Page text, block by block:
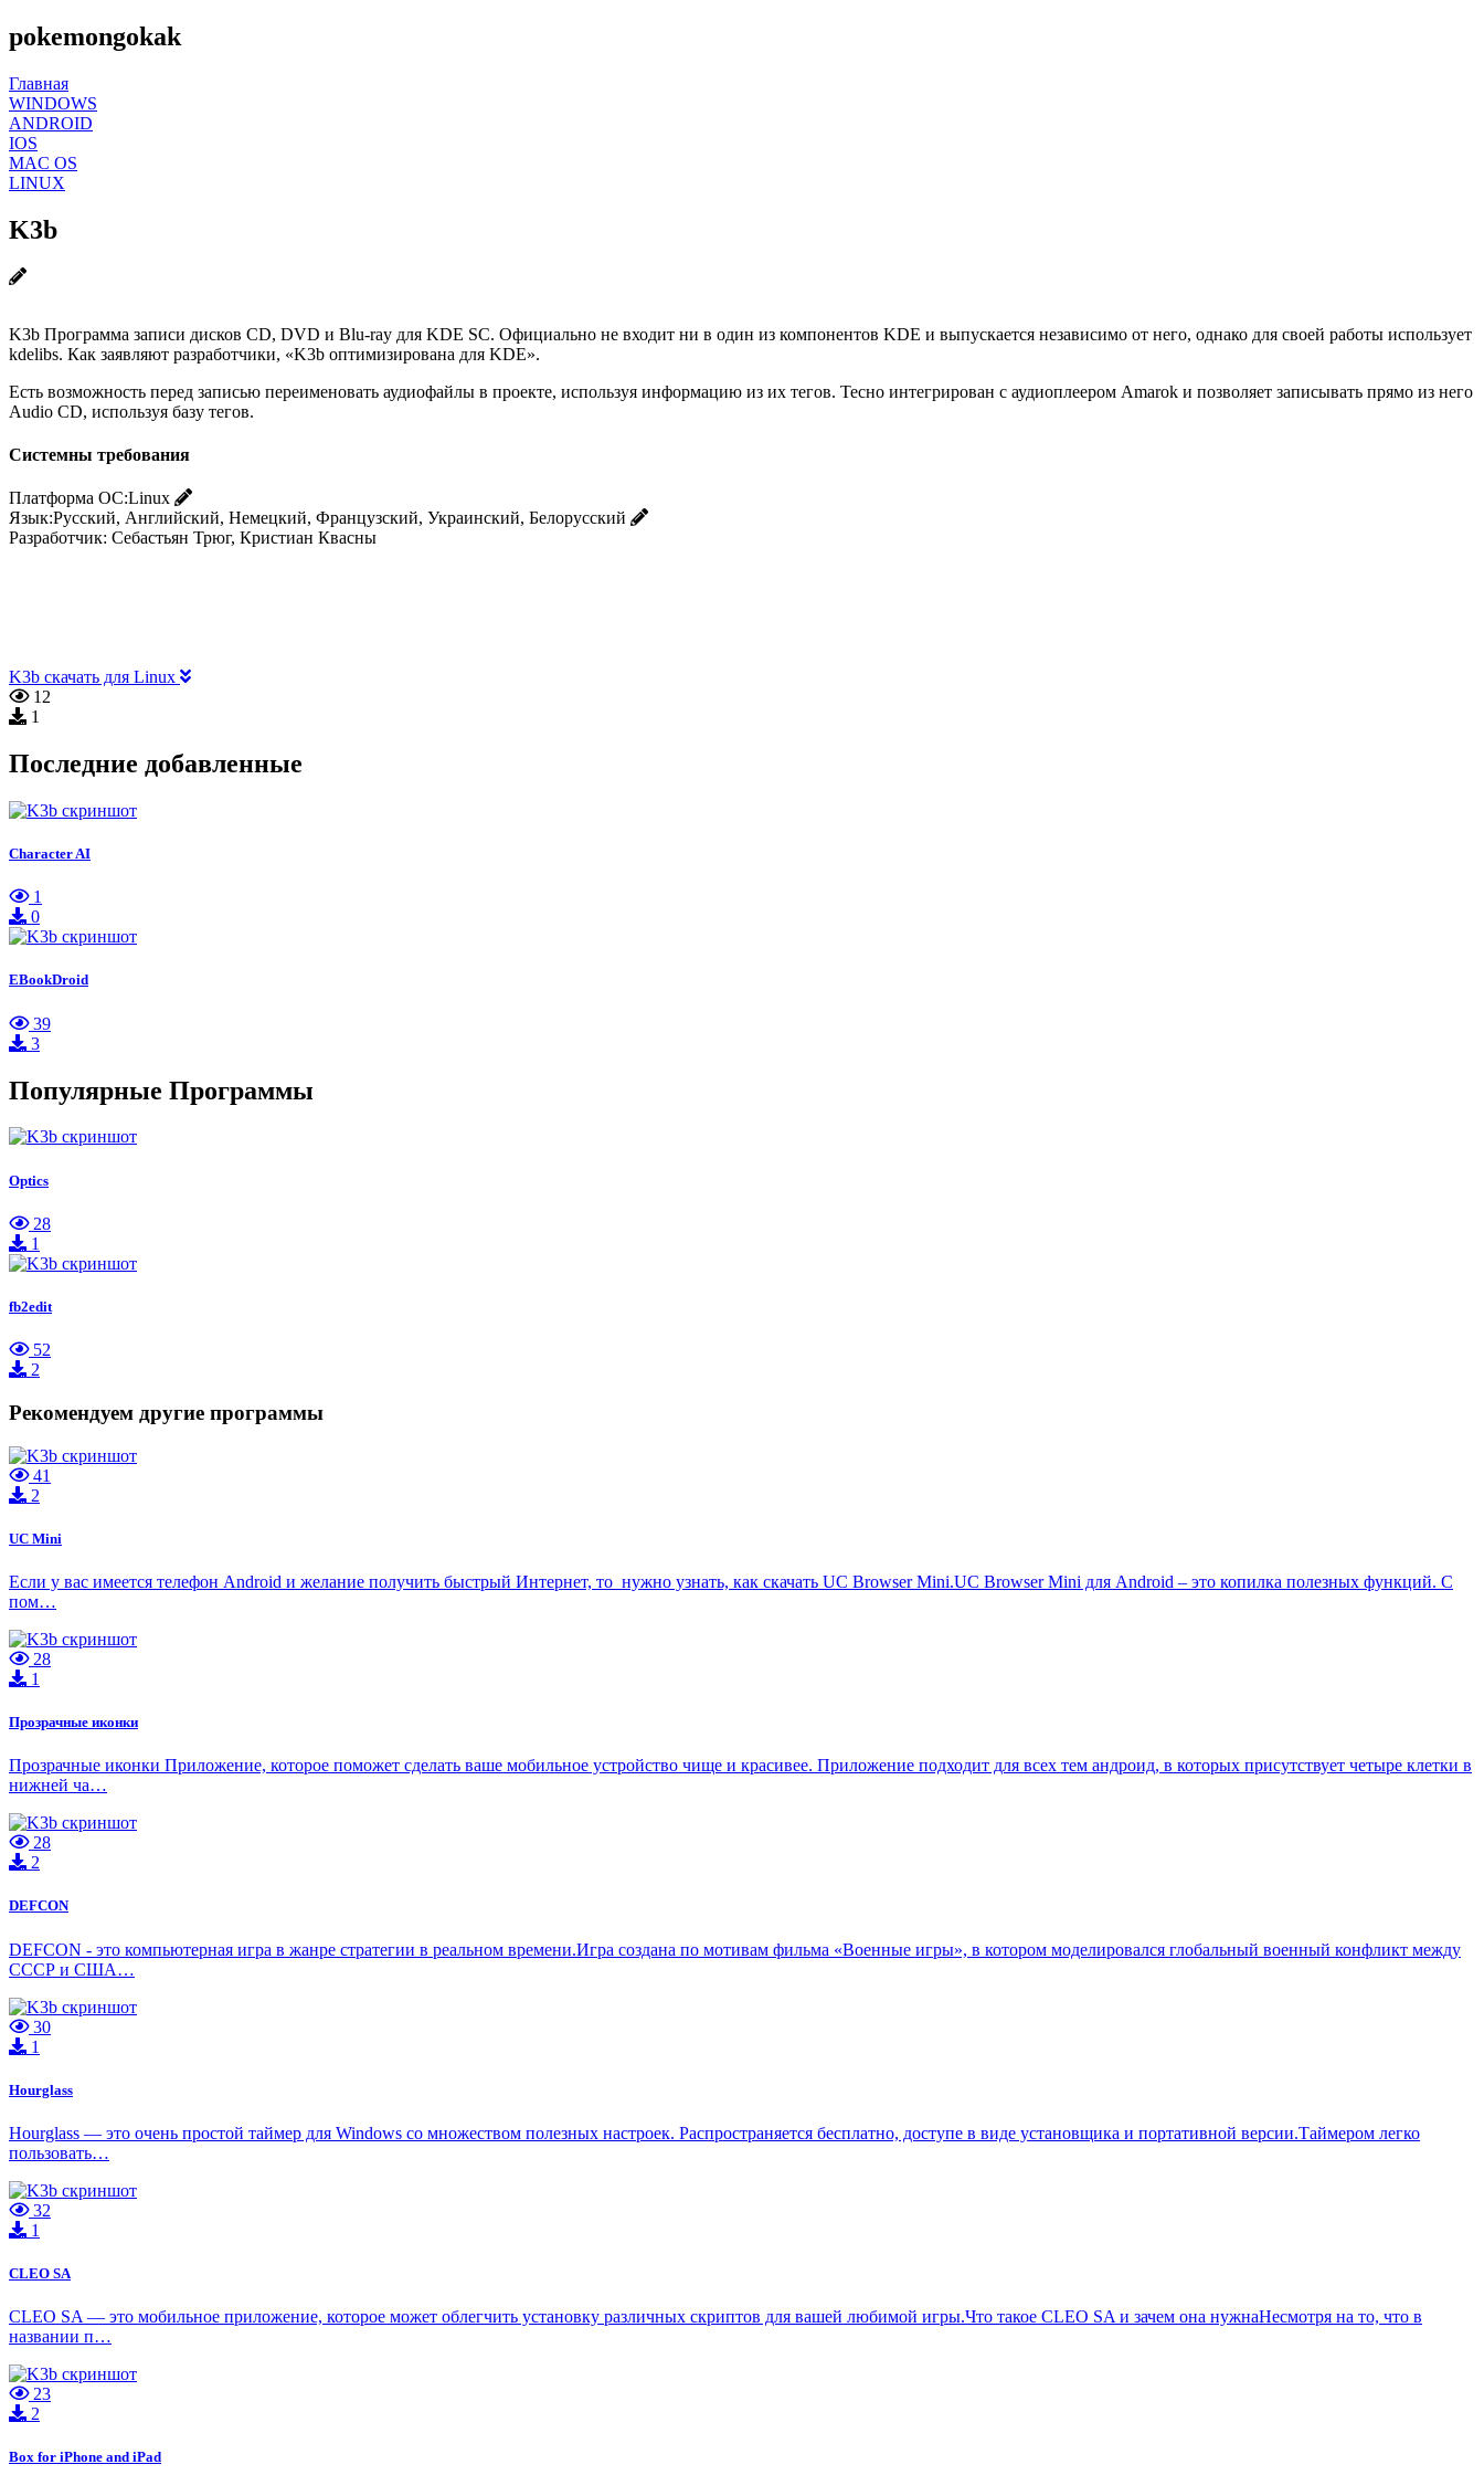
pokemongokak
Главная
WINDOWS
ANDROID
IOS
MAC OS
LINUX
K3b
K3b Программа записи дисков CD, DVD и Blu-ray для KDE SC. Официально не входит ни в один из компонентов KDE и выпускается независимо от него, однако для своей работы использует
kdelibs. Как заявляют разработчики, «K3b оптимизирована для KDE».
Есть возможность перед записью переименовать аудиофайлы в проекте, используя информацию из их тегов. Тесно интегрирован с аудиоплеером Amarok и позволяет записывать прямо из него
Audio CD, используя базу тегов.
Системны требования
Платформа ОС:Linux
Язык:Русский, Английский, Немецкий, Французский, Украинский, Белорусский
Разработчик: Себастьян Трюг, Кристиан Квасны
K3b скачать для Linux
12
1
Последние добавленные
Character AI
1
0
EBookDroid
39
3
Популярные Программы
Optics
28
1
fb2edit
52
2
Рекомендуем другие программы
41
2
UC Mini
Если у вас имеется телефон Android и желание получить быстрый Интернет, то нужно узнать, как скачать UC Browser Mini.UC Browser Mini для Android – это копилка полезных функций. С
пом…
28
1
Прозрачные иконки
Прозрачные иконки Приложение, которое поможет сделать ваше мобильное устройство чище и красивее. Приложение подходит для всех тем андроид, в которых присутствует четыре клетки в
нижней ча…
28
2
DEFCON
DEFCON - это компьютерная игра в жанре стратегии в реальном времени.Игра создана по мотивам фильма «Военные игры», в котором моделировался глобальный военный конфликт между
СССР и США…
30
1
Hourglass
Hourglass — это очень простой таймер для Windows со множеством полезных настроек. Распространяется бесплатно, доступе в виде установщика и портативной версии.Таймером легко
пользовать…
32
1
CLEO SA
CLEO SA — это мобильное приложение, которое может облегчить установку различных скриптов для вашей любимой игры.Что такое CLEO SA и зачем она нужнаНесмотря на то, что в
названии п…
23
2
Box for iPhone and iPad